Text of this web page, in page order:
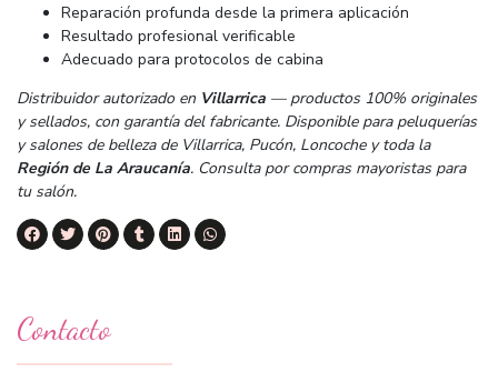
Reparación profunda desde la primera aplicación
Resultado profesional verificable
Adecuado para protocolos de cabina
Distribuidor autorizado en Villarrica — productos 100% originales
y sellados, con garantía del fabricante. Disponible para peluquerías
y salones de belleza de Villarrica, Pucón, Loncoche y toda la
Región de La Araucanía. Consulta por compras mayoristas para
tu salón.
Contacto